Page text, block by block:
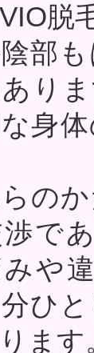
脱
部
り
身
のか
で
や
ひ
ます